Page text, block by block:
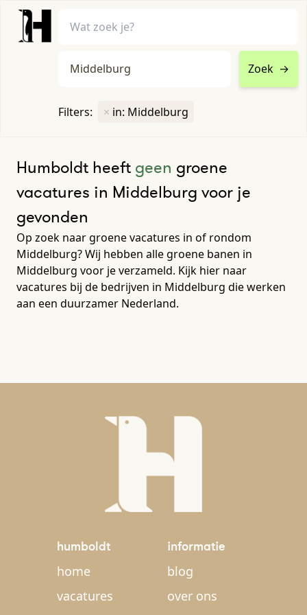
Zoek →
Filters: × in: Middelburg
Humboldt heeft geen groene
vacatures in Middelburg voor je
gevonden
Op zoek naar groene vacatures in of rondom
Middelburg? Wij hebben alle groene banen in
Middelburg voor je verzameld. Kijk hier naar
vacatures bij de bedrijven in Middelburg die werken
aan een duurzamer Nederland.
humboldt
home
vacatures
informatie
blog
over ons